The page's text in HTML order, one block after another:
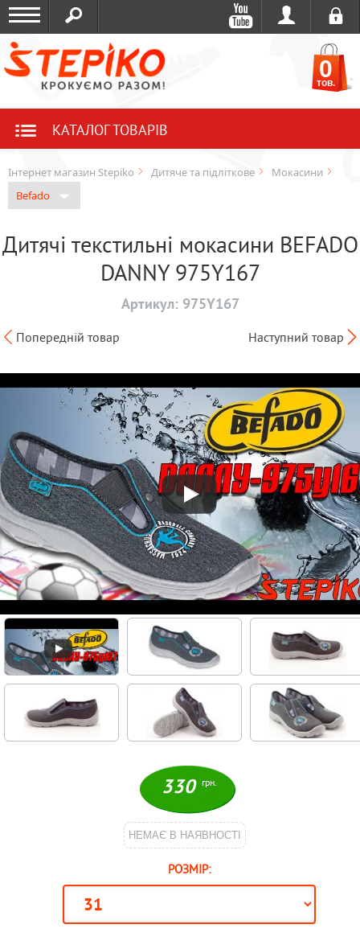
0
тов.
КАТАЛОГ ТОВАРІВ
Інтернет магазин Stepiko Дитяче та підліткове
Мокасини
Befado
Дитячі текстильні мокасини BEFADO
DANNY 975Y167
Артикул: 975Y167
Попередній товар Наступний товар
330 грн.
НЕМАЄ В НАЯВНОСТІ
РОЗМІР: